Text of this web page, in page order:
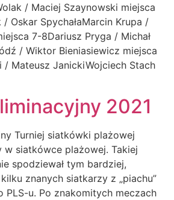
/ Maciej Szaynowski miejsca
Oskar SpychałaMarcin Krupa /
7-8Dariusz Pryga / Michał
/ Wiktor Bieniasiewicz miejsca
/ Mateusz JanickiWojciech Stach
2021
Turniej siatkówki plażowej
siatkówce plażowej. Takiej
spodziewał tym bardziej,
znanych siatkarzy z „piachu”
PLS-u. Po znakomitych meczach